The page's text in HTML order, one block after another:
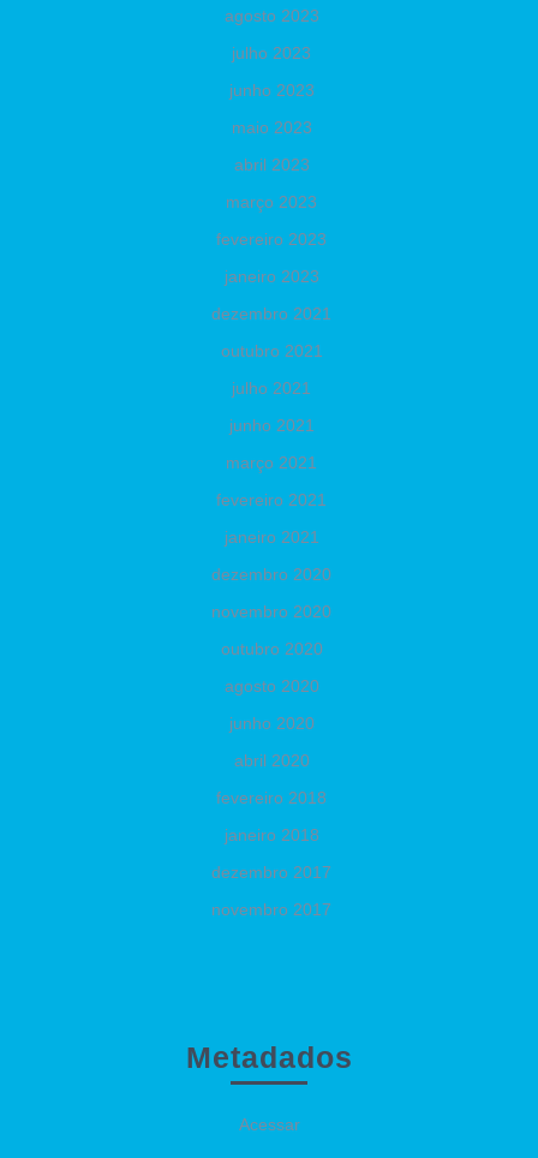
agosto 2023
julho 2023
junho 2023
maio 2023
abril 2023
março 2023
fevereiro 2023
janeiro 2023
dezembro 2021
outubro 2021
julho 2021
junho 2021
março 2021
fevereiro 2021
janeiro 2021
dezembro 2020
novembro 2020
outubro 2020
agosto 2020
junho 2020
abril 2020
fevereiro 2018
janeiro 2018
dezembro 2017
novembro 2017
Metadados
Acessar